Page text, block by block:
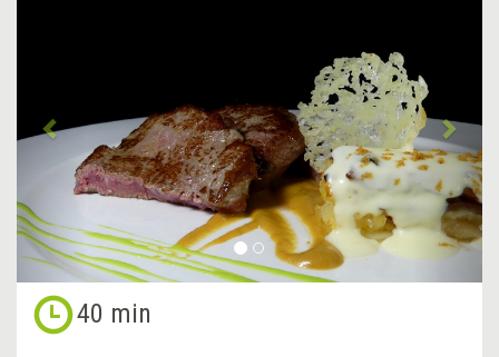
40 min